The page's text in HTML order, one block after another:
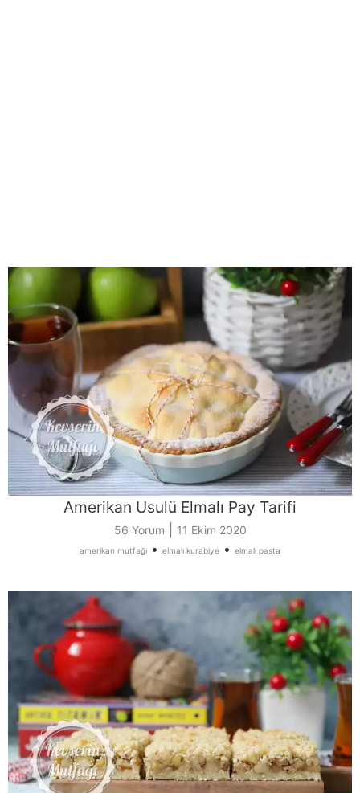
Amerikan Usulü Elmalı Pay Tarifi
56 Yorum 11 Ekim 2020
amerikan mutfağı • elmalı kurabiye • elmalı pasta